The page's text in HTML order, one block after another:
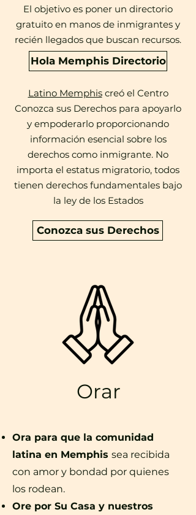
El objetivo es poner un directorio
gratuito en manos de inmigrantes y
recién llegados que buscan recursos.
Hola Memphis Directorio
Latino Memphiscreó el Centro
Conozca sus Derechos para apoyarlo
y empoderarlo proporcionando
información esencial sobre los
derechos como inmigrante. No
importa el estatus migratorio, todos
tienen derechos fundamentales bajo
la ley de los Estados
Conozca sus Derechos
Orar
Ora para que la comunidad
latina en Memphis sea recibida
con amor y bondad por quienes
los rodean.
Ore por Su Casa y nuestros